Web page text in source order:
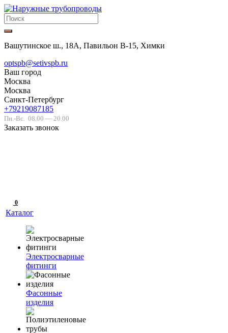
Вашутинское ш., 18А, Павильон В-15, Химки
optspb@setivspb.ru
Ваш город
Москва
Москва
Санкт-Петербург
+79219087185
Пн.-Вс. 08.00 — 20.00
Заказать звонок
0
Каталог
Электросварные
фитинги
Фасонные
изделия